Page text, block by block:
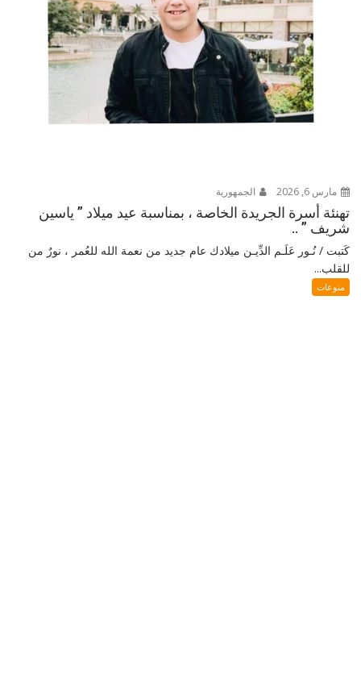
مارس 6, 2026 الجمهورية
تهنئة أسرة الجريدة الخاصة ، بمناسبة عيد ميلاد ” ياسين
شريف ” ..
كَتبت / نُـور عَلَـم الدِّيـن ميلادك عام جديد من نعمة الله للعُمر ، نورٌ من
للقلب...
منوعات